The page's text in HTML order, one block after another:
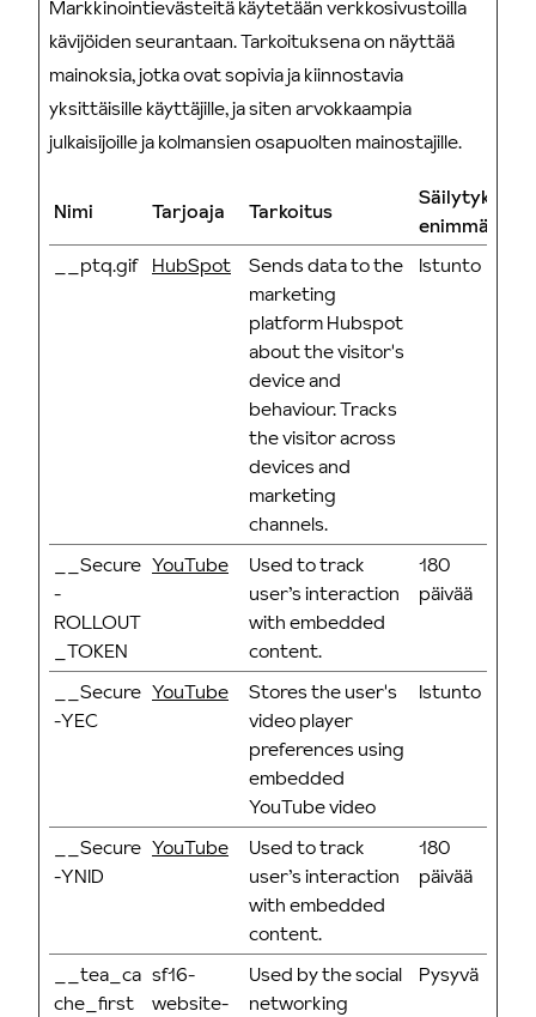
Markkinointievästeitä käytetään verkkosivustoilla
kävijöiden seurantaan. Tarkoituksena on näyttää
mainoksia, jotka ovat sopivia ja kiinnostavia
yksittäisille käyttäjille, ja siten arvokkaampia
julkaisijoille ja kolmansien osapuolten mainostajille.
Nimi Tarjoaja Tarkoitus
Säilytyksen
__ptq.gif HubSpot
Sends data to the
marketing
platform Hubspot
about the visitor's
device and
behaviour. Tracks
the visitor across
devices and
marketing
channels.
Istunto
__Secure
-
ROLLOUT
_TOKEN
YouTube
Used to track
user’s interaction
with embedded
content.
180
päivää
__Secure
-YEC
YouTube
Stores the user's
video player
preferences using
embedded
YouTube video
Istunto
__Secure
-YNID
YouTube
Used to track
user’s interaction
with embedded
content.
180
päivää
__tea_ca
che_first
sf16-
website-
Used by the social
networking
Pysyvä